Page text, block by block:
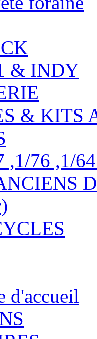
& INDY
& KITS
,1/76 ,1/
d'accueil